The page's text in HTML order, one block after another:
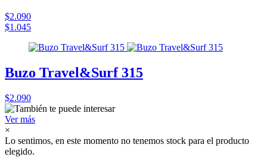
$2.090
$1.045
Buzo Travel&Surf 315
$2.090
Ver más
×
Lo sentimos, en este momento no tenemos stock para el producto
elegido.